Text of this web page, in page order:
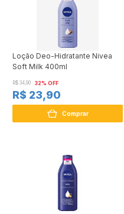
Loção Deo-Hidratante Nivea
Soft Milk 400ml
R$ 34,90 32% OFF
R$ 23,90
Comprar